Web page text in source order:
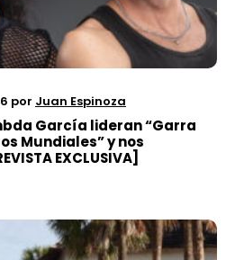
por Juan Espinoza
García lideran “Garra
Mundiales” y nos
EXCLUSIVA]